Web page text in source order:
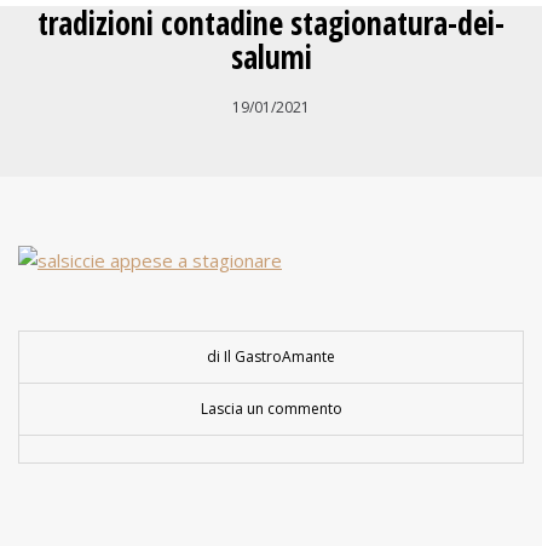
tradizioni contadine stagionatura-dei-
salumi
19/01/2021
di Il GastroAmante
Lascia un commento